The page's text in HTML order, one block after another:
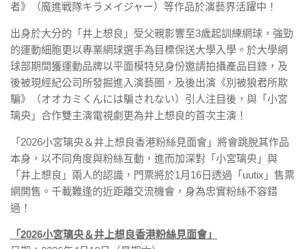
者》（魔進戦隊キラメイジャー）等作品於演藝界活躍中！
出身於大分的「井上想良」受父親影響至3歲起訓練網球，強勁
的運動細胞更以專業網球選手為目標保送大學入學。於大學網
球部期間獲運動品牌以平面模特兒身份邀請拍攝產品目錄，及
後被現經紀公司所發掘進入演藝圈，及後出演《別被狼君所欺
騙》（オオカミくんには騙されない）引人注目後，與「小宮
璃央」合作雙主演電視劇更為井上想良的首次主演！
「2026小宮璃央＆井上想良香港粉絲見面會」將會跳脫其作品
本身，以不同角度與粉絲互動，進而加深對「小宮璃央」與
「井上想良」兩人的認識，門票將於1月16日透過「uutix」售票
網開售。千載難逢的近距離交流機會，身為忠實粉絲不容錯
過！
「2026小宮璃央＆井上想良香港粉絲見面會」